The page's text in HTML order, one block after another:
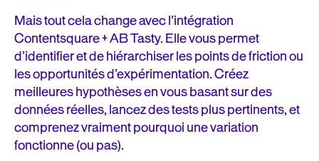
Mais tout cela change avec l’intégration
Contentsquare + AB Tasty. Elle vous permet
d’identifier et de hiérarchiser les points de friction ou
les opportunités d’expérimentation. Créez
meilleures hypothèses en vous basant sur des
données réelles, lancez des tests plus pertinents, et
comprenez vraiment pourquoi une variation
fonctionne (ou pas).